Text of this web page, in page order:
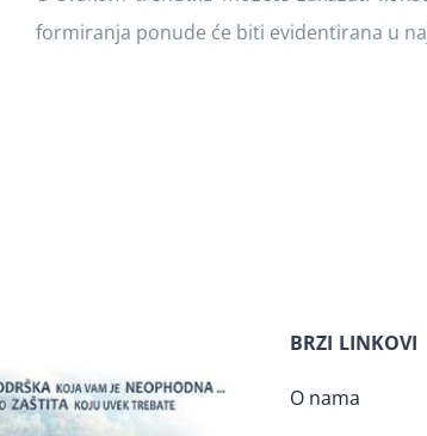
formiranja ponude će biti evidentirana u
BRZI LINKOVI
O nama